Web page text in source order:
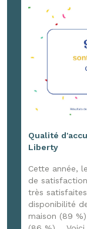
Qualité
Liberty
Cette année,
de
très
disponibilité
maison (89